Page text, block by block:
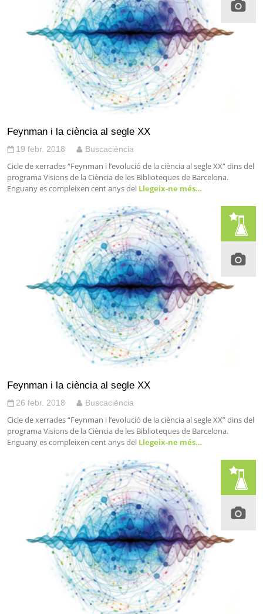
Feynman i la ciència al segle XX
19 febr. 2018 Buscaciència
Cicle de xerrades “Feynman i l’evolució de la ciència al segle XX” dins del
programa Visions de la Ciència de les Biblioteques de Barcelona.
Enguany es compleixen cent anys del Llegeix-ne més…
Feynman i la ciència al segle XX
26 febr. 2018 Buscaciència
Cicle de xerrades “Feynman i l’evolució de la ciència al segle XX” dins del
programa Visions de la Ciència de les Biblioteques de Barcelona.
Enguany es compleixen cent anys del Llegeix-ne més…